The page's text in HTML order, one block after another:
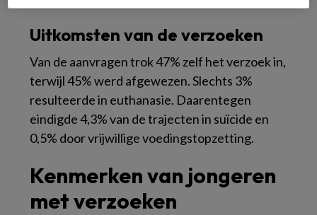
Uitkomsten van de verzoeken
Van de aanvragen trok 47% zelf het verzoek in,
terwijl 45% werd afgewezen. Slechts 3%
resulteerde in euthanasie. Daarentegen
eindigde 4,3% van de trajecten in suïcide en
0,5% door vrijwillige voedingstopzetting.
Kenmerken van jongeren
met verzoeken